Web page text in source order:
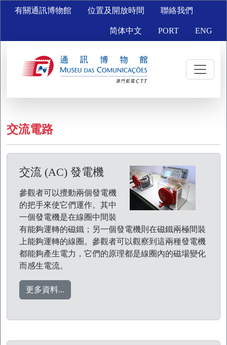
有關通訊博物館 位置及開放時間 聯絡我們
简体中文 PORT ENG
交流電路
交流 (AC) 發電機
參觀者可以攪動兩個發電機
的把手來使它們運作。其中
一個發電機是在線圈中間裝
有能夠運轉的磁鐵；另一個發電機則在磁鐵兩極間裝
上能夠運轉的線圈。參觀者可以觀察到這兩種發電機
都能夠產生電力，它們的原理都是線圈內的磁場變化
而感生電流。
更多資料...